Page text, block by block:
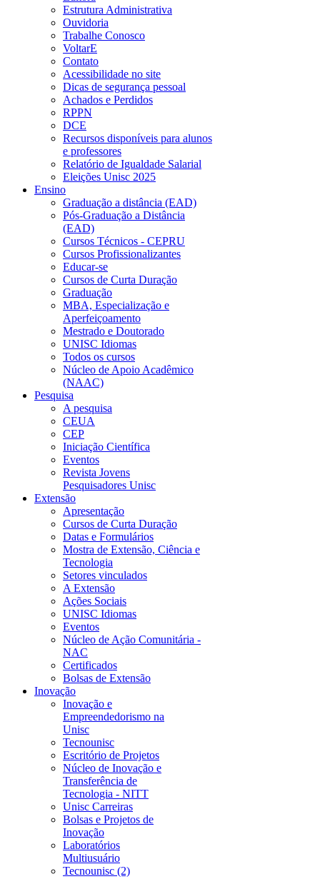
Estrutura Administrativa
Ouvidoria
Trabalhe Conosco
VoltarE
Contato
Acessibilidade no site
Dicas de segurança pessoal
Achados e Perdidos
RPPN
DCE
Recursos disponíveis para alunos
e professores
Relatório de Igualdade Salarial
Eleições Unisc 2025
Ensino
Graduação a distância (EAD)
Pós-Graduação a Distância
(EAD)
Cursos Técnicos - CEPRU
Cursos Profissionalizantes
Educar-se
Cursos de Curta Duração
Graduação
MBA, Especialização e
Aperfeiçoamento
Mestrado e Doutorado
UNISC Idiomas
Todos os cursos
Núcleo de Apoio Acadêmico
(NAAC)
Pesquisa
A pesquisa
CEUA
CEP
Iniciação Científica
Eventos
Revista Jovens
Pesquisadores Unisc
Extensão
Apresentação
Cursos de Curta Duração
Datas e Formulários
Mostra de Extensão, Ciência e
Tecnologia
Setores vinculados
A Extensão
Ações Sociais
UNISC Idiomas
Eventos
Núcleo de Ação Comunitária -
NAC
Certificados
Bolsas de Extensão
Inovação
Inovação e
Empreendedorismo na
Unisc
Tecnounisc
Escritório de Projetos
Núcleo de Inovação e
Transferência de
Tecnologia - NITT
Unisc Carreiras
Bolsas e Projetos de
Inovação
Laboratórios
Multiusuário
Tecnounisc (2)